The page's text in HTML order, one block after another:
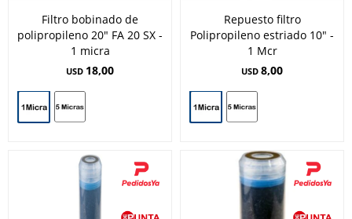
Filtro bobinado de
polipropileno 20" FA 20 SX -
1 micra
USD 18,00
Repuesto filtro
Polipropileno estriado 10" -
1 Mcr
USD 8,00